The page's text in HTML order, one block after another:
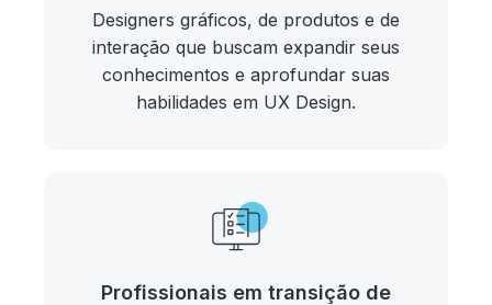
Designers gráficos, de produtos e de
interação que buscam expandir seus
conhecimentos e aprofundar suas
habilidades em UX Design.
Profissionais em transição de